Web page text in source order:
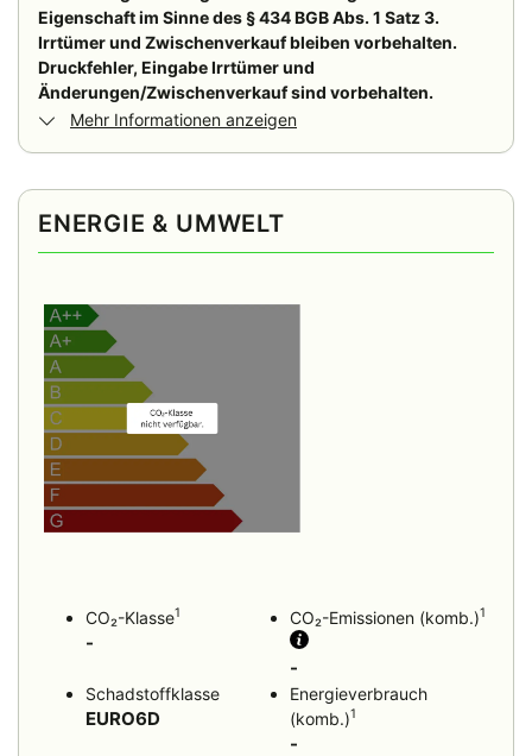
Eigenschaft im Sinne des § 434 BGB Abs. 1 Satz 3.
Irrtümer und Zwischenverkauf bleiben vorbehalten.
Druckfehler, Eingabe Irrtümer und
Änderungen/Zwischenverkauf sind vorbehalten.
Mehr Informationen anzeigen
ENERGIE & UMWELT
CO₂-Klasse1
-
CO₂-Emissionen (komb.)1
-
Schadstoffklasse
EURO6D
Energieverbrauch
(komb.)1
-